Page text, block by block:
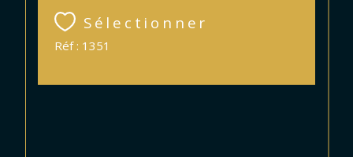
Sélectionner
Réf : 1351